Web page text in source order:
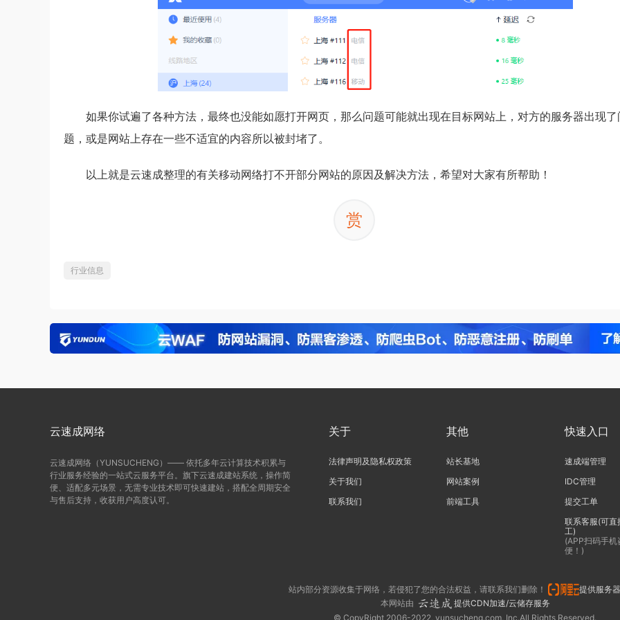
如果你试遍了各种方法，最终也没能如愿打开网页，那么问题可能就出现在目标网站上，对方的服务器出现了
题，或是网站上存在一些不适宜的内容所以被封堵了。
以上就是云速成整理的有关移动网络打不开部分网站的原因及解决方法，希望对大家有所帮助！
赏
行业信息
云速成网络
云速成网络（YUNSUCHENG）—— 依托多年云计算技术积累与
行业服务经验的一站式云服务平台。旗下云速成建站系统，操作简
便、适配多元场景，无需专业技术即可快速建站，搭配全周期安全
与售后支持，收获用户高度认可。
关于
法律声明及隐私权政策
关于我们
联系我们
其他
站长基地
网站案例
前端工具
快速入口
速成端管理
IDC管理
提交工单
联系客服(可直
工)
(APP扫码手机
便！)
站内部分资源收集于网络，若侵犯了您的合法权益，请联系我们删除！
提供服务
本网站由
提供CDN加速/云储存服务
© CopyRight 2006-2022, yunsucheng.com, Inc.All Rights Reserved.